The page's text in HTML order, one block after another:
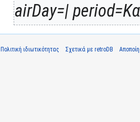
airDay=|
Πολιτική ιδιωτικότητας Σχετικά με retroDB